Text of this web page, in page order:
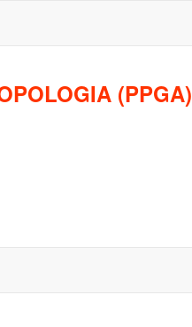
(PPGA)